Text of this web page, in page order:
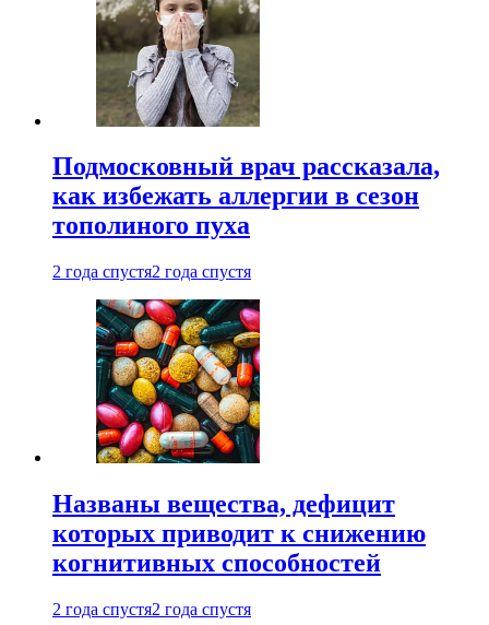
Подмосковный врач рассказала,
как избежать аллергии в сезон
тополиного пуха
2 года спустя2 года спустя
Названы вещества, дефицит
которых приводит к снижению
когнитивных способностей
2 года спустя2 года спустя